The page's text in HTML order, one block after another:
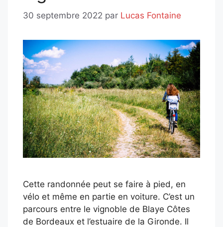
30 septembre 2022 par Lucas Fontaine
Cette randonnée peut se faire à pied, en
vélo et même en partie en voiture. C’est un
parcours entre le vignoble de Blaye Côtes
de Bordeaux et l’estuaire de la Gironde. Il